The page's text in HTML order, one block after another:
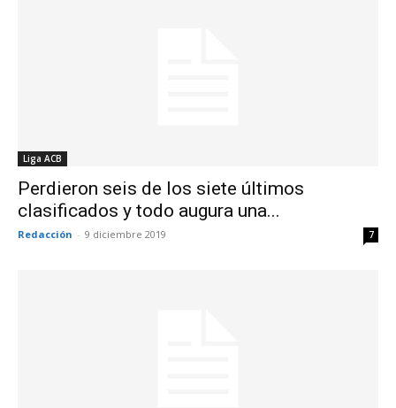
Liga ACB
Perdieron seis de los siete últimos
clasificados y todo augura una...
Redacción - 9 diciembre 2019 7